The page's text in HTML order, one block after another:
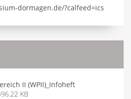
dormagen.de/?calfeed=ics
II (WPII)_Infoheft
KB